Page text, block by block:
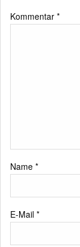
Kommentar *
Name *
E-Mail *